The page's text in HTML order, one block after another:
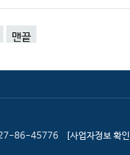
맨끝
86-45776
[사업자정보 확인]